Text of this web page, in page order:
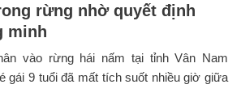
rừng nhờ quyết định
minh
vào rừng hái nấm tại tỉnh Vân Nam
gái 9 tuổi đã mất tích suốt nhiều giờ giữa